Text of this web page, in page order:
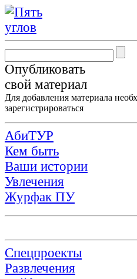
Опубликовать
свой материал
Для добавления материала
зарегистрироваться
АбиТУР
Кем быть
Ваши истории
Увлечения
Журфак ПУ
Спецпроекты
Развлечения